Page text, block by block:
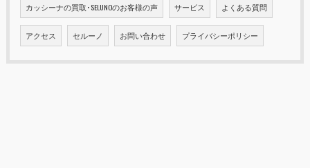
カッシーナの買取･SELUNOのお客様の声 サービス よくある質問
アクセス セルーノ お問い合わせ プライバシーポリシー